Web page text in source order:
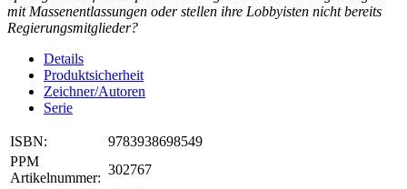
mit Massenentlassungen oder stellen ihre Lobbyisten nicht bereits
Regierungsmitglieder?
Details
Produktsicherheit
Zeichner/Autoren
Serie
ISBN:
9783938698549
PPM
Artikelnummer:
302767